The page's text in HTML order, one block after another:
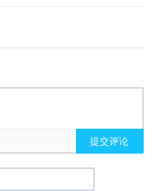
提交评论